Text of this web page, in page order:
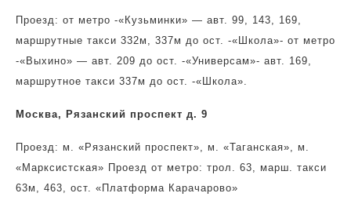
Проезд: от метро -«Кузьминки» — авт. 99, 143, 169,
маршрутные такси 332м, 337м до ост. -«Школа»- от метро
-«Выхино» — авт. 209 до ост. -«Универсам»- авт. 169,
маршрутное такси 337м до ост. -«Школа».
Москва, Рязанский проспект д. 9
Проезд: м. «Рязанский проспект», м. «Таганская», м.
«Марксистская» Проезд от метро: трол. 63, марш. такси
63м, 463, ост. «Платформа Карачарово»